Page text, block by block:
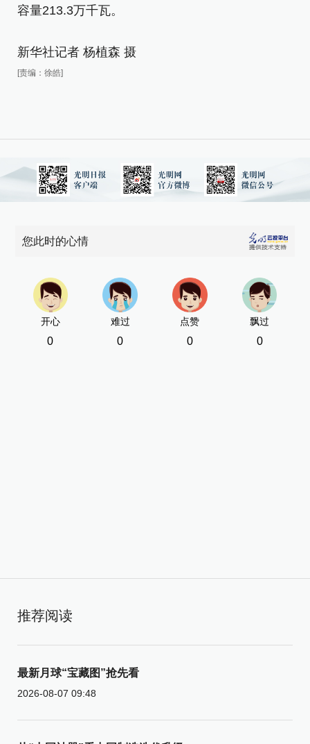
容量213.3万千瓦。
新华社记者 杨植森 摄
[责编：徐皓]
您此时的心情
开心
0
难过
0
点赞
0
飘过
0
推荐阅读
最新月球“宝藏图”抢先看
2026-08-07 09:48